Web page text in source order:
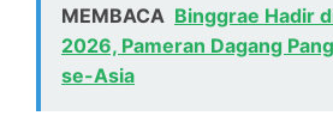
MEMBACA Binggrae Hadir
2026, Pameran Dagang
se-Asia